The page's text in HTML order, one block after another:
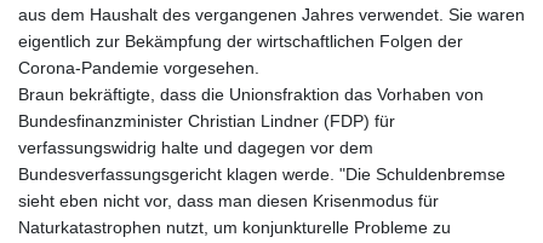
aus dem Haushalt des vergangenen Jahres verwendet. Sie waren
eigentlich zur Bekämpfung der wirtschaftlichen Folgen der
Corona-Pandemie vorgesehen.
Braun bekräftigte, dass die Unionsfraktion das Vorhaben von
Bundesfinanzminister Christian Lindner (FDP) für
verfassungswidrig halte und dagegen vor dem
Bundesverfassungsgericht klagen werde. "Die Schuldenbremse
sieht eben nicht vor, dass man diesen Krisenmodus für
Naturkatastrophen nutzt, um konjunkturelle Probleme zu